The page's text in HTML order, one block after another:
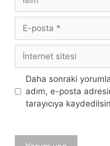
posta
İnternet
Daha sonraki
adım, e-posta
tarayıcıya